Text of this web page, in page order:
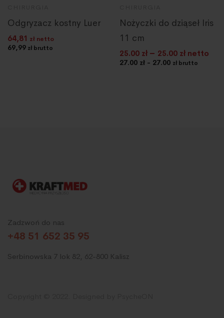
Odgryzacz kostny Luer
64,81 zł netto
69,99 zł brutto
Nożyczki do dziąseł Iris
11 cm
25.00 zł – 25.00 zł netto
27.00 zł - 27.00 zł brutto
Zadzwoń do nas
+48 51 652 35 95
Serbinowska 7 lok 82, 62-800 Kalisz